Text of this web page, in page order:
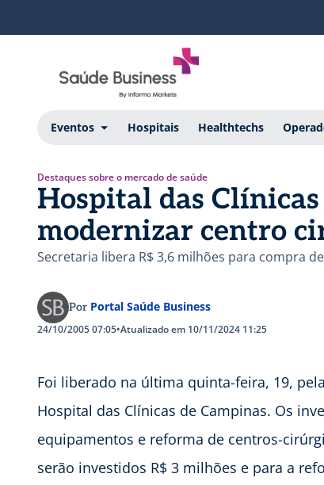
Eventos Hospitais Healthtechs
Destaques sobre o mercado de saúde
Hospital das
modernizar centro
Secretaria libera R$ 3,6 milhões para compra
Por Portal Saúde Business
24/10/2005 07:05•Atualizado em 10/11/2024 11:25
Foi liberado na última quinta-feira, 19,
Hospital das Clínicas de Campinas. Os
equipamentos e reforma de centros-
serão investidos R$ 3 milhões e para a